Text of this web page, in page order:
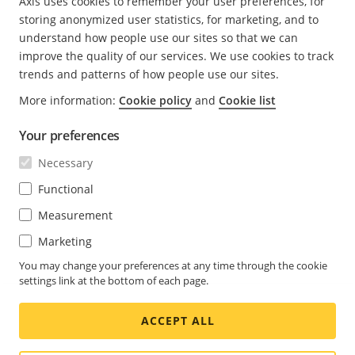
Cliente local (com conexão com a Internet)
Host de borda (com conexão com a internet)
Dispositivos
Sinalização
Cliente remoto
Acesso remoto a servidores WebRTC
Local 1
Local 2
Local 3
storing anonymized user statistics, for marketing, and to
understand how people use our sites so that we can
improve the quality of our services. We use cookies to track
trends and patterns of how people use our sites.
More information: Cookie policy and Cookie list
Your preferences
Necessary
Functional
Measurement
Marketing
You may change your preferences at any time through the cookie
settings link at the bottom of each page.
ACCEPT ALL